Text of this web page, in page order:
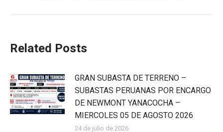
Related Posts
GRAN SUBASTA DE TERRENO –
SUBASTAS PERUANAS POR ENCARGO
DE NEWMONT YANACOCHA –
MIERCOLES 05 DE AGOSTO 2026
24 de julio de 2026